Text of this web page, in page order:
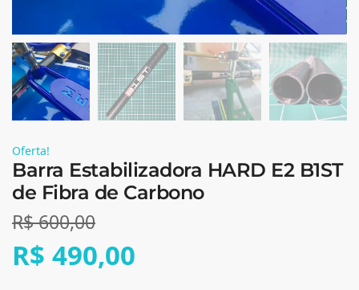
Oferta!
Barra Estabilizadora HARD E2 B1ST
de Fibra de Carbono
R$600,00
R$ 490,00